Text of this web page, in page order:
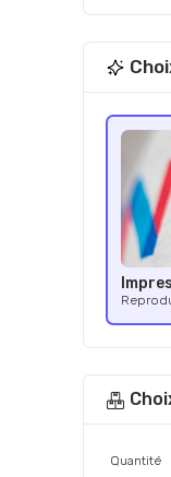
Quantité